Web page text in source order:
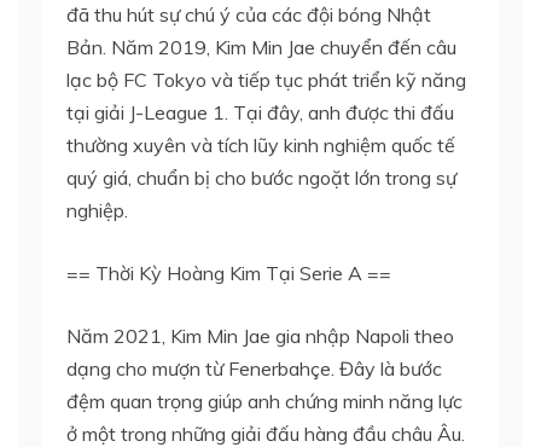
đã thu hút sự chú ý của các đội bóng Nhật
Bản. Năm 2019, Kim Min Jae chuyển đến câu
lạc bộ FC Tokyo và tiếp tục phát triển kỹ năng
tại giải J-League 1. Tại đây, anh được thi đấu
thường xuyên và tích lũy kinh nghiệm quốc tế
quý giá, chuẩn bị cho bước ngoặt lớn trong sự
nghiệp.
== Thời Kỳ Hoàng Kim Tại Serie A ==
Năm 2021, Kim Min Jae gia nhập Napoli theo
dạng cho mượn từ Fenerbahçe. Đây là bước
đệm quan trọng giúp anh chứng minh năng lực
ở một trong những giải đấu hàng đầu châu Âu.